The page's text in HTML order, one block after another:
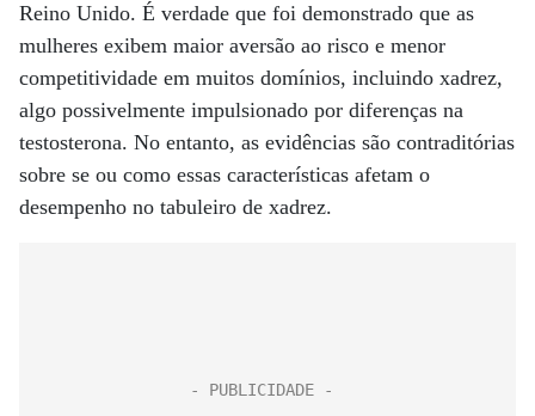
Reino Unido. É verdade que foi demonstrado que as
mulheres exibem maior aversão ao risco e menor
competitividade em muitos domínios, incluindo xadrez,
algo possivelmente impulsionado por diferenças na
testosterona. No entanto, as evidências são contraditórias
sobre se ou como essas características afetam o
desempenho no tabuleiro de xadrez.